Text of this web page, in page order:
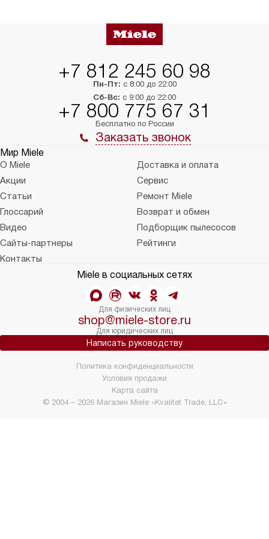
+7 812 245 60 98
Пн-Пт: с 8:00 до 22:00
Сб-Вс: с 9:00 до 22:00
+7 800 775 67 31
Бесплатно по России
Заказать звонок
Мир Miele
О Miele
Доставка и оплата
Акции
Сервис
Статьи
Ремонт Miele
Глоссарий
Возврат и обмен
Видео
Подборщик пылесосов
Сайты-партнеры
Рейтинги
Контакты
Miele в социальных сетях
Для физических лиц
shop@miele-store.ru
Для юридических лиц
Написать руководству
© 2004 – 2026 Магазин Miele «Kvalitet Trade, LLC»
Политика конфиденциальности
Условия продажи
Карта сайта